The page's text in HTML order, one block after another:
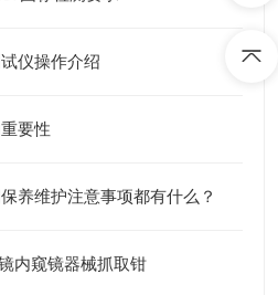
仪操作介绍
要性
养维护注意事项都有什么？
内窥镜器械抓取钳